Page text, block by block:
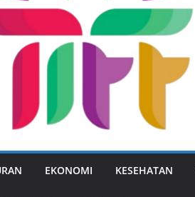
EKONOMI KESEHATAN